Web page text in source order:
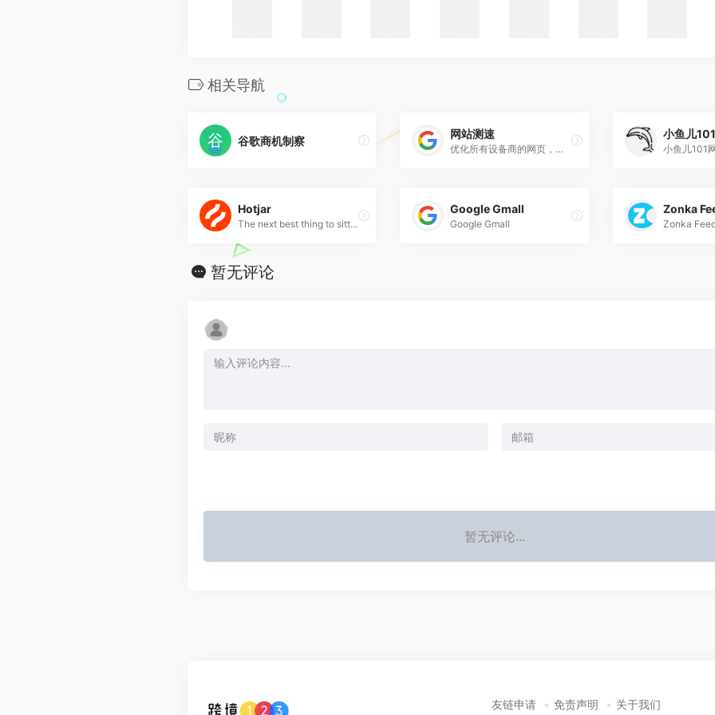
相关导航
谷歌商机制察
网站测速
优化所有设备商的网页，提高网页加载速度的工具。
小鱼儿101
Hotjar
The next best thing to sitting beside someone browsing your site. See where they click, ask what they think, and learn why they drop off. Get started for free.
Google Gmall
Google Gmall
Zonka
暂无评论
暂无评论...
友链申请 免责声明 关于我们